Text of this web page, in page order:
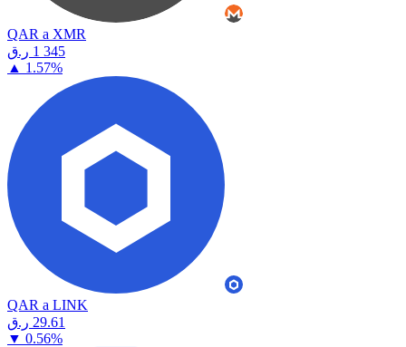
QAR a XMR
⁦ر.ق⁩ 1 345
▲ 1.57%
QAR a LINK
⁦ر.ق⁩ 29.61
▼ 0.56%